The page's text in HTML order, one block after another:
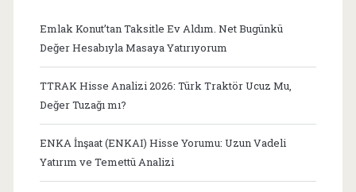
Emlak Konut’tan Taksitle Ev Aldım. Net Bugünkü
Değer Hesabıyla Masaya Yatırıyorum
TTRAK Hisse Analizi 2026: Türk Traktör Ucuz Mu,
Değer Tuzağı mı?
ENKA İnşaat (ENKAI) Hisse Yorumu: Uzun Vadeli
Yatırım ve Temettü Analizi